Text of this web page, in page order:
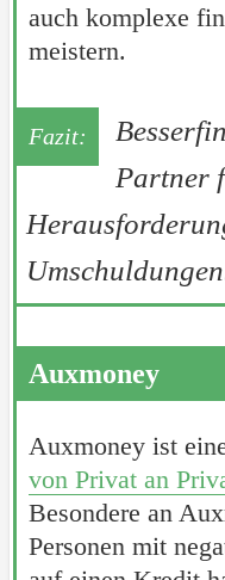
auch komplexe
meistern.
Partner
Auxmoney
Auxmoney ist
von Privat an
Besondere an
Personen mit